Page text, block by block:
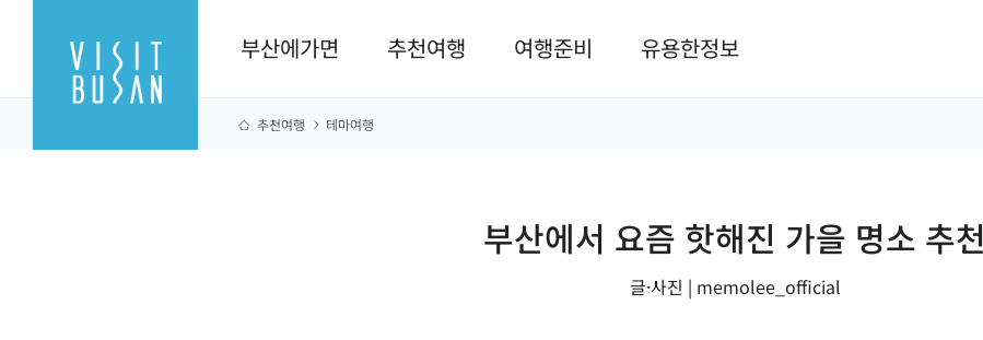
부산에가면 추천여행 여행준비 유용한정보
추천여행 테마여행
부산에서 요즘 핫해진 가을 명소 추천
글·사진 | memolee_official